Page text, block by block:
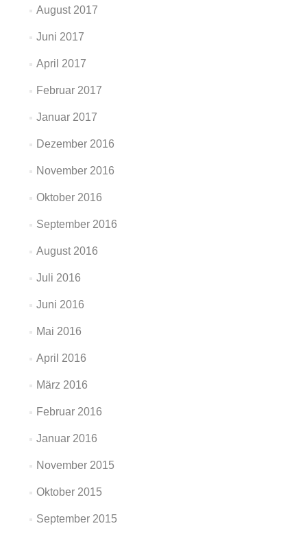
August 2017
Juni 2017
April 2017
Februar 2017
Januar 2017
Dezember 2016
November 2016
Oktober 2016
September 2016
August 2016
Juli 2016
Juni 2016
Mai 2016
April 2016
März 2016
Februar 2016
Januar 2016
November 2015
Oktober 2015
September 2015